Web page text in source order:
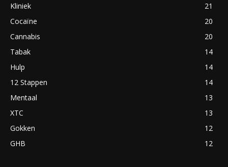
Kliniek
21
Cocaïne
20
Cannabis
20
Tabak
14
Hulp
14
12 Stappen
14
Mentaal
13
XTC
13
Gokken
12
GHB
12